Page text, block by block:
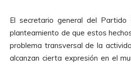
El secretario general del Partido
planteamiento de que estos
problema transversal de la
alcanzan cierta expresión en el